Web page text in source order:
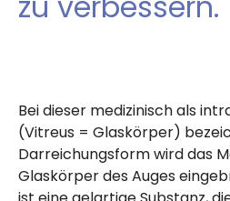
Bei dieser medizinisch als
(Vitreus = Glaskörper)
Darreichungsform wird das
Glaskörper des Auges